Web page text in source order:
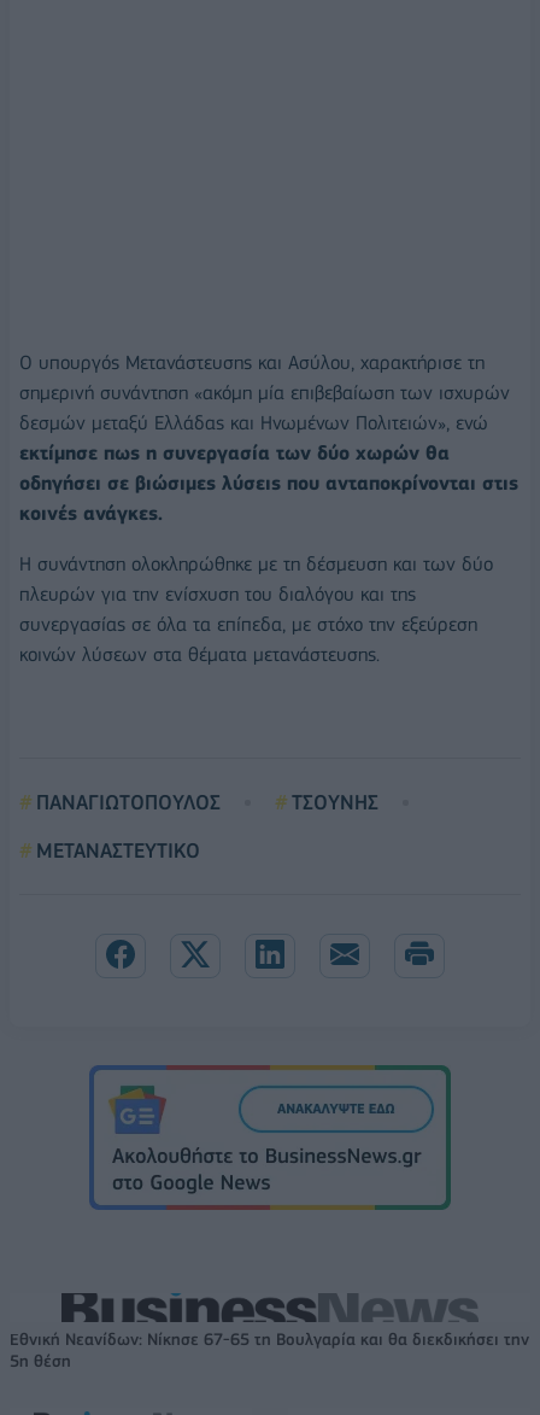
Ο υπουργός Μετανάστευσης και Ασύλου, χαρακτήρισε τη
σημερινή συνάντηση «ακόμη μία επιβεβαίωση των ισχυρών
δεσμών μεταξύ Ελλάδας και Ηνωμένων Πολιτειών», ενώ
εκτίμησε πως η συνεργασία των δύο χωρών θα
οδηγήσει σε βιώσιμες λύσεις που ανταποκρίνονται στις
κοινές ανάγκες.
Η συνάντηση ολοκληρώθηκε με τη δέσμευση και των δύο
πλευρών για την ενίσχυση του διαλόγου και της
συνεργασίας σε όλα τα επίπεδα, με στόχο την εξεύρεση
κοινών λύσεων στα θέματα μετανάστευσης.
ΠΑΝΑΓΙΩΤΟΠΟΥΛΟΣ
ΤΣΟΥΝΗΣ
ΜΕΤΑΝΑΣΤΕΥΤΙΚΟ
Εθνική Νεανίδων: Νίκησε 67-65 τη Βουλγαρία και θα διεκδικήσει την
5η θέση